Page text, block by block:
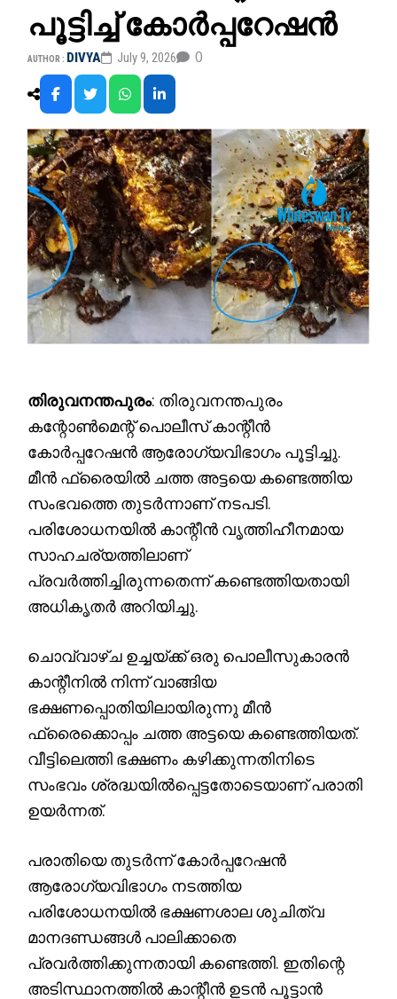
പൂട്ടിച്ച് കോർപ്പറേഷൻ
AUTHOR : DIVYA July 9, 2026 0
തിരുവനന്തപുരം: തിരുവനന്തപുരം
കന്റോൺമെന്റ് പൊലീസ് കാന്റീൻ
കോർപ്പറേഷൻ ആരോഗ്യവിഭാഗം പൂട്ടിച്ചു.
മീൻ ഫ്രൈയിൽ ചത്ത അട്ടയെ കണ്ടെത്തിയ
സംഭവത്തെ തുടർന്നാണ് നടപടി.
പരിശോധനയിൽ കാന്റീൻ വൃത്തിഹീനമായ
സാഹചര്യത്തിലാണ്
പ്രവർത്തിച്ചിരുന്നതെന്ന് കണ്ടെത്തിയതായി
അധികൃതർ അറിയിച്ചു.
ചൊവ്വാഴ്ച ഉച്ചയ്ക്ക് ഒരു പൊലീസുകാരൻ
കാന്റീനിൽ നിന്ന് വാങ്ങിയ
ഭക്ഷണപ്പൊതിയിലായിരുന്നു മീൻ
ഫ്രൈക്കൊപ്പം ചത്ത അട്ടയെ കണ്ടെത്തിയത്.
വീട്ടിലെത്തി ഭക്ഷണം കഴിക്കുന്നതിനിടെ
സംഭവം ശ്രദ്ധയിൽപ്പെട്ടതോടെയാണ് പരാതി
ഉയർന്നത്.
പരാതിയെ തുടർന്ന് കോർപ്പറേഷൻ
ആരോഗ്യവിഭാഗം നടത്തിയ
പരിശോധനയിൽ ഭക്ഷണശാല ശുചിത്വ
മാനദണ്ഡങ്ങൾ പാലിക്കാതെ
പ്രവർത്തിക്കുന്നതായി കണ്ടെത്തി. ഇതിന്റെ
അടിസ്ഥാനത്തിൽ കാന്റീൻ ഉടൻ പൂട്ടാൻ